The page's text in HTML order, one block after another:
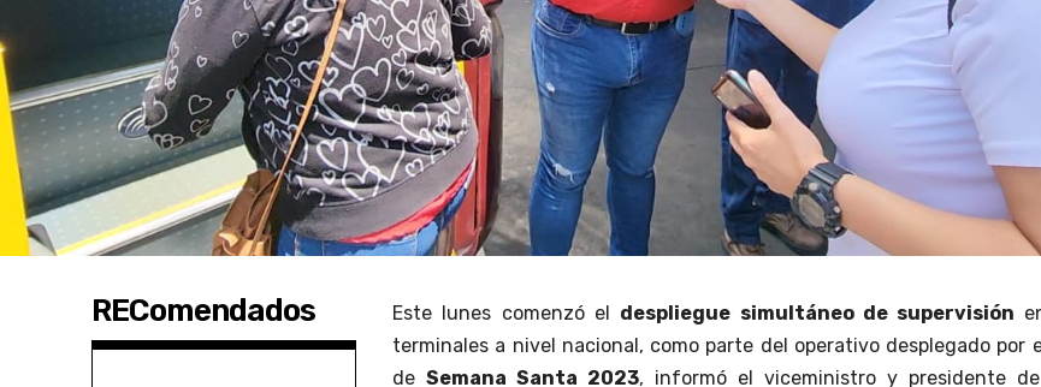
REComendados Este lunes comenzó el despliegue simultáneo de supervisión
terminales a nivel nacional, como parte del operativo desplegado por
de Semana Santa 2023, informó el viceministro y presidente